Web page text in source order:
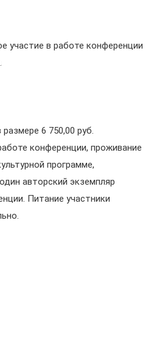
участие в работе конференции
6 750,00 руб.
конференции, проживание
программе,
авторский экземпляр
Питание участники